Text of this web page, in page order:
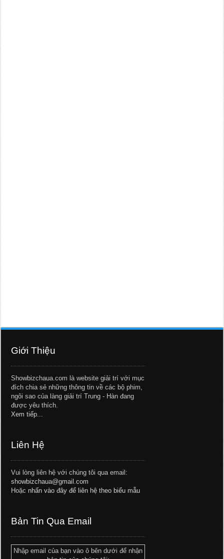
Giới Thiệu
Showbizchaua.com là website giải trí với mục
đích chia sẻ những thông tin về các bộ phim,
ngôi sao của làng giải trí Trung - Hàn đang
được yêu thích.
Xem tiếp...
Liên Hệ
Vui lòng liên hệ với chúng tôi qua email:
showbizchaua@gmail.com
Hoặc nhấn vào đây để liên hệ theo biểu mẫu
Bản Tin Qua Email
Nhập email của bạn vào ô bên dưới để nhận